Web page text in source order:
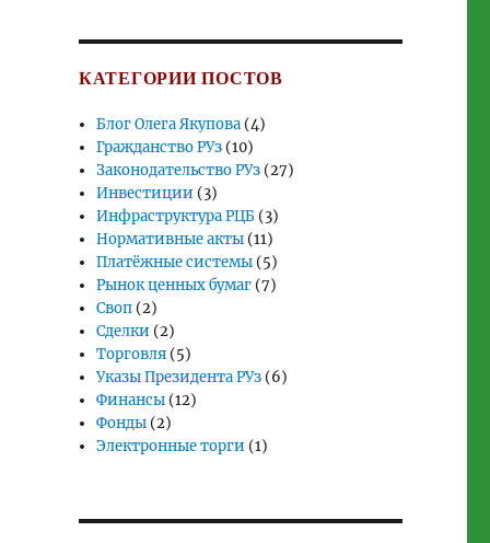
КАТЕГОРИИ ПОСТОВ
Блог Олега Якупова (4)
Гражданство РУз (10)
Законодательство РУз (27)
Инвестиции (3)
Инфраструктура РЦБ (3)
Нормативные акты (11)
Платёжные системы (5)
Рынок ценных бумаг (7)
Своп (2)
Сделки (2)
Торговля (5)
Указы Президента РУз (6)
Финансы (12)
Фонды (2)
Электронные торги (1)